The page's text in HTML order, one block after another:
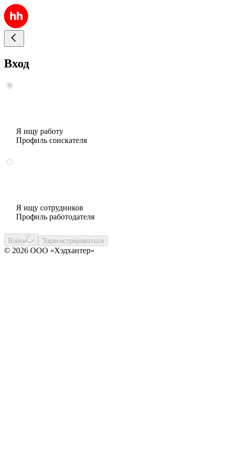
Вход
Я ищу работу
Профиль соискателя
Я ищу сотрудников
Профиль работодателя
Войти Зарегистрироваться
© 2026 ООО «Хэдхантер»